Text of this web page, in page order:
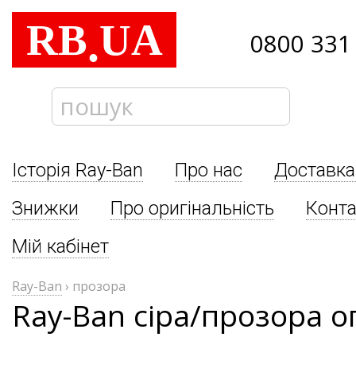
RB.UA 0800
Історія Ray-Ban Про нас
Знижки
Про оригінальність
Мій кабінет
Ray-Ban › прозора
Ray-Ban сіра/прозора